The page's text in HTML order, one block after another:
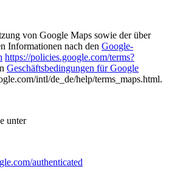
von Google Maps sowie der über
Informationen nach den Google-
https://policies.google.com/terms?
Geschäftsbedingungen für Google
intl/de_de/help/terms_maps.html.
unter
authenticated